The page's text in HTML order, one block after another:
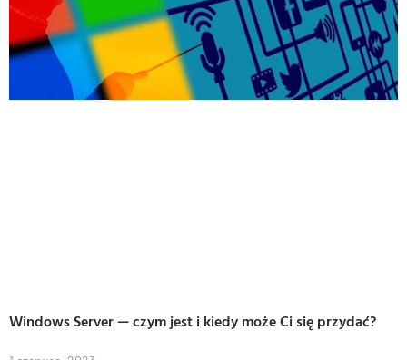
Windows Server — czym jest i kiedy może Ci się przydać?